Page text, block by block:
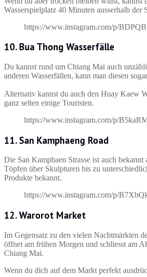
Wasserspielplatz 40 Minuten ausserhalb der
https://www.instagram.com/p/
10. Bua Thong Wasserfälle
Du kannst rund um Chiang Mai auch
anderen Wasserfällen, kann man diesen
Alternativ kannst du auch den Huay Kaew
ganz selten einige Touristen.
https://www.instagram.com/p/
11. San Kamphaeng Road
Die San Kamphaen Strasse ist auch
Töpfen über Skulpturen bis zu
Produkte bekannt.
https://www.instagram.com/p/
12. Warorot Market
Im Gegensatz zu den vielen Nachtmärkten
öffnet am frühen Morgen und schliesst am
Chiang Mai.
Wenn du dich auf dem Markt perfekt